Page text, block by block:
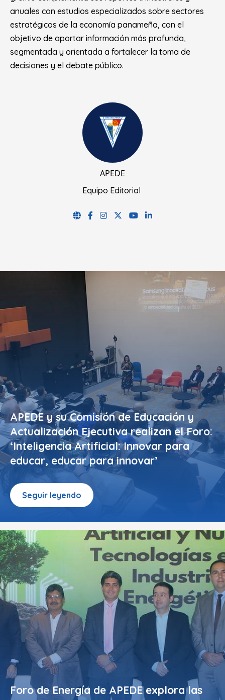
anuales con estudios especializados sobre sectores
estratégicos de la economía panameña, con el
objetivo de aportar información más profunda,
segmentada y orientada a fortalecer la toma de
decisiones y el debate público.
APEDE
Equipo Editorial
APEDE y su Comisión de Educación y
Actualización Ejecutiva realizan el Foro:
‘Inteligencia Artificial: Innovar para
educar, educar para innovar’
Seguir leyendo
Foro de Energía de APEDE explora las